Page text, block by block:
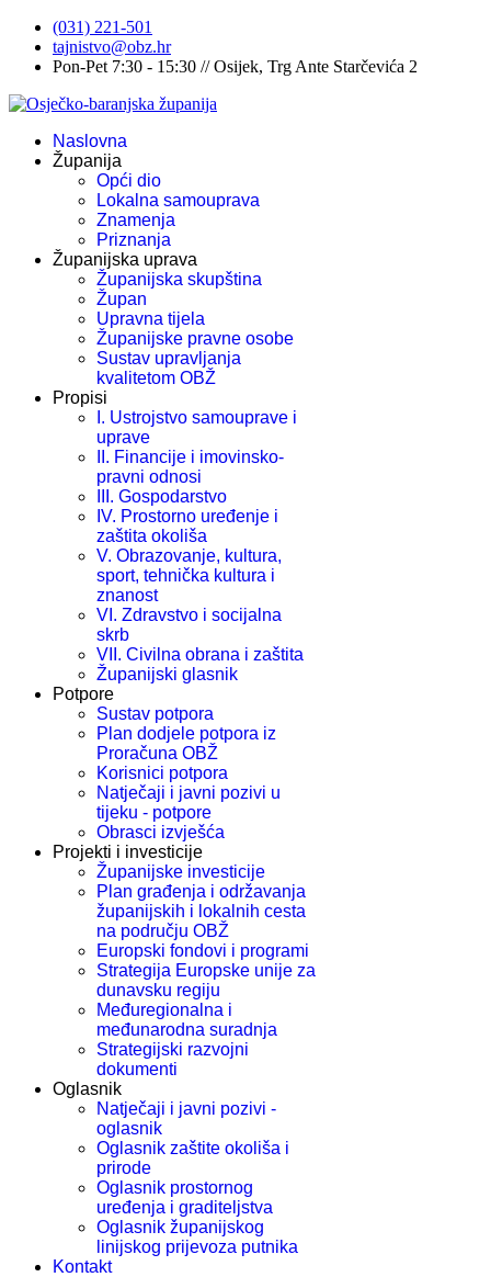
(031) 221-501
tajnistvo@obz.hr
Pon-Pet 7:30 - 15:30 // Osijek, Trg Ante Starčevića 2
Naslovna
Županija
Opći dio
Lokalna samouprava
Znamenja
Priznanja
Županijska uprava
Županijska skupština
Župan
Upravna tijela
Županijske pravne osobe
Sustav upravljanja
kvalitetom OBŽ
Propisi
I. Ustrojstvo samouprave i
uprave
II. Financije i imovinsko-
pravni odnosi
III. Gospodarstvo
IV. Prostorno uređenje i
zaštita okoliša
V. Obrazovanje, kultura,
sport, tehnička kultura i
znanost
VI. Zdravstvo i socijalna
skrb
VII. Civilna obrana i zaštita
Županijski glasnik
Potpore
Sustav potpora
Plan dodjele potpora iz
Proračuna OBŽ
Korisnici potpora
Natječaji i javni pozivi u
tijeku - potpore
Obrasci izvješća
Projekti i investicije
Županijske investicije
Plan građenja i održavanja
županijskih i lokalnih cesta
na području OBŽ
Europski fondovi i programi
Strategija Europske unije za
dunavsku regiju
Međuregionalna i
međunarodna suradnja
Strategijski razvojni
dokumenti
Oglasnik
Natječaji i javni pozivi -
oglasnik
Oglasnik zaštite okoliša i
prirode
Oglasnik prostornog
uređenja i graditeljstva
Oglasnik županijskog
linijskog prijevoza putnika
Kontakt